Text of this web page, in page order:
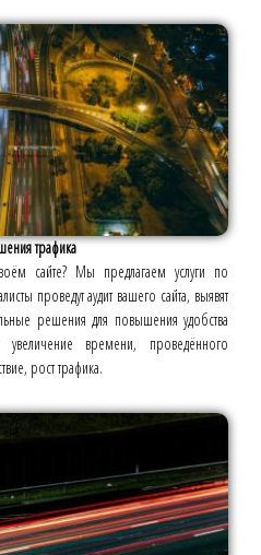
трафика
сайте? Мы предлагаем услуги по
проведут аудит вашего сайта, выявят
решения для повышения удобства
увеличение времени, проведённого
рост трафика.